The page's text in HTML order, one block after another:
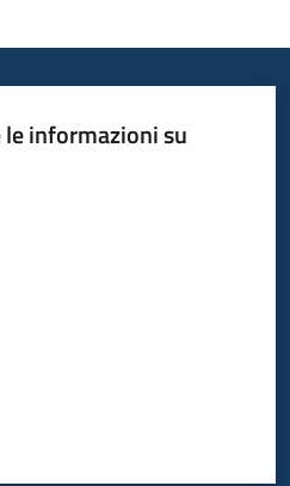
informazioni su